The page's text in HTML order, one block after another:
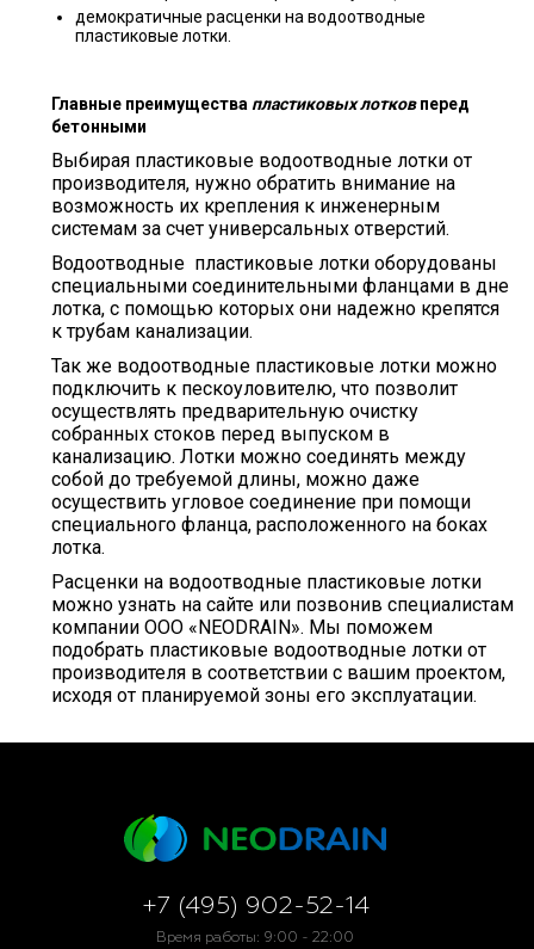
демократичные расценки на водоотводные
пластиковые лотки.
Главные преимущества пластиковых лотковперед
бетонными
Выбирая пластиковые водоотводные лотки от
производителя, нужно обратить внимание на
возможность их крепления к инженерным
системам за счет универсальных отверстий.
Водоотводные пластиковые лотки оборудованы
специальными соединительными фланцами в дне
лотка, с помощью которых они надежно крепятся
к трубам канализации.
Так же водоотводные пластиковые лотки можно
подключить к пескоуловителю, что позволит
осуществлять предварительную очистку
собранных стоков перед выпуском в
канализацию. Лотки можно соединять между
собой до требуемой длины, можно даже
осуществить угловое соединение при помощи
специального фланца, расположенного на боках
лотка.
Расценки на водоотводные пластиковые лотки
можно узнать на сайте или позвонив специалистам
компании ООО «NEODRAIN». Мы поможем
подобрать пластиковые водоотводные лотки от
производителя в соответствии с вашим проектом,
исходя от планируемой зоны его эксплуатации.
+7 (495) 902-52-14
Время работы: 9:00 - 22:00